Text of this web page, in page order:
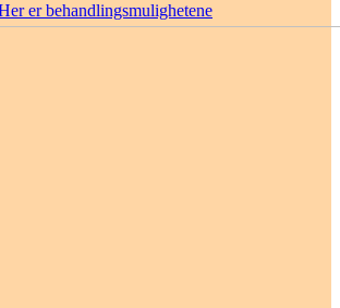
er behandlingsmulighetene